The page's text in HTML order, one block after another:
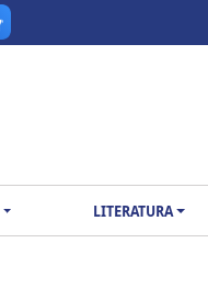
LITERATURA